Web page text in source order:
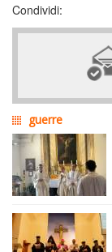
Condividi:
guerre